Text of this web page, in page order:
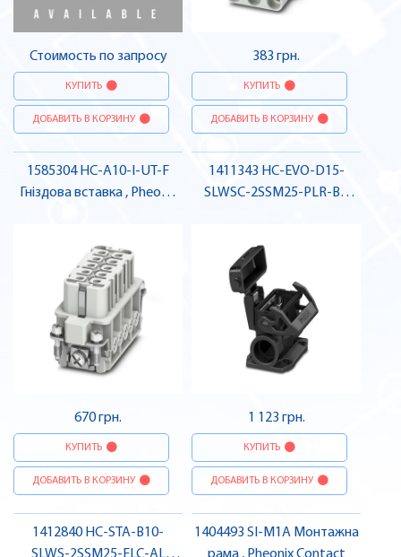
Стоимость по запросу
КУПИТЬ
ДОБАВИТЬ В КОРЗИНУ
383 грн.
КУПИТЬ
ДОБАВИТЬ В КОРЗИНУ
1585304 HC-A10-I-UT-F
Гніздова вставка , Pheonix
670 грн.
КУПИТЬ
ДОБАВИТЬ В КОРЗИНУ
1411343 HC-EVO-D15-
SLWSC-2SSM25-PLR-BK
1 123 грн.
КУПИТЬ
ДОБАВИТЬ В КОРЗИНУ
1412840 HC-STA-B10-
1404493 SI-M1A Монтажна